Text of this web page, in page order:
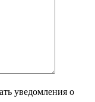
уведомления о